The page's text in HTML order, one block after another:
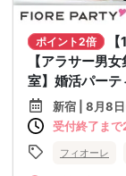
ポイント2倍
【アラサー男
室】婚活パーテ
新宿 | 8月8
受付終了まで
フィオーレ